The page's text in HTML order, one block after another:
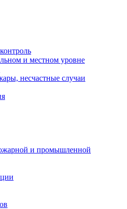
и местном уровне
несчастные случаи
и промышленной